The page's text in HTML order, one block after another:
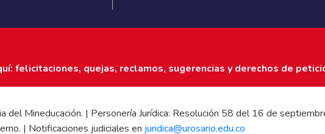
felicitaciones, quejas, reclamos, sugerencias y derechos de
del Mineducación. | Personería Jurídica: Resolución 58 del 16 de
| Notificaciones judiciales en juridica@urosario.edu.co